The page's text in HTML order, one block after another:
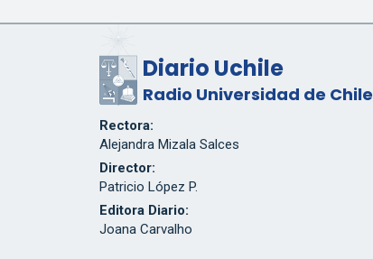
Diario Uchile
Radio Universidad de Chile
Rectora:
Alejandra Mizala Salces
Director:
Patricio López P.
Editora Diario:
Joana Carvalho